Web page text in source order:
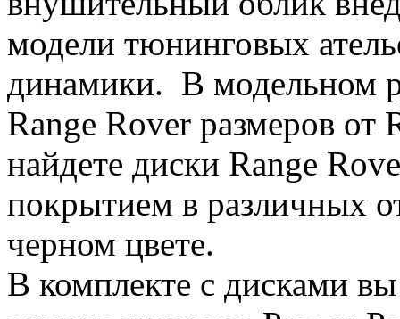
модели тюнинговых
динамики. В модельном
Range Rover размеров
найдете диски Range
покрытием в различных
черном цвете.
В комплекте с дисками